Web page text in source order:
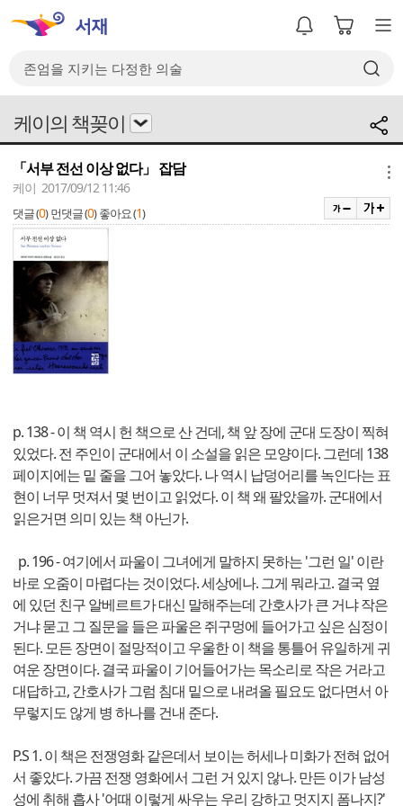
케이의 책꽂이
「서부 전선 이상 없다」 잡담
케이 2017/09/12 11:46
댓글 (0) 먼댓글 (0) 좋아요 (1)
p. 138 - 이 책 역시 헌 책으로 산 건데, 책 앞 장에 군대 도장이 찍혀
있었다. 전 주인이 군대에서 이 소설을 읽은 모양이다. 그런데 138
페이지에는 밑 줄을 그어 놓았다. 나 역시 납덩어리를 녹인다는 표
현이 너무 멋져서 몇 번이고 읽었다. 이 책 왜 팔았을까. 군대에서
읽은거면 의미 있는 책 아닌가.
p. 196 - 여기에서 파울이 그녀에게 말하지 못하는 '그런 일' 이란
바로 오줌이 마렵다는 것이었다. 세상에나. 그게 뭐라고. 결국 옆
에 있던 친구 알베르트가 대신 말해주는데 간호사가 큰 거냐 작은
거냐 묻고 그 질문을 들은 파울은 쥐구멍에 들어가고 싶은 심정이
된다. 모든 장면이 절망적이고 우울한 이 책을 통틀어 유일하게 귀
여운 장면이다. 결국 파울이 기어들어가는 목소리로 작은 거라고
대답하고, 간호사가 그럼 침대 밑으로 내려올 필요도 없다면서 아
무렇지도 않게 병 하나를 건내 준다.
P.S 1. 이 책은 전쟁영화 같은데서 보이는 허세나 미화가 전혀 없어
서 좋았다. 가끔 전쟁 영화에서 그런 거 있지 않나. 만든 이가 남성
성에 취해 흡사 '어때 이렇게 싸우는 우리 강하고 멋지지 폼나지?'